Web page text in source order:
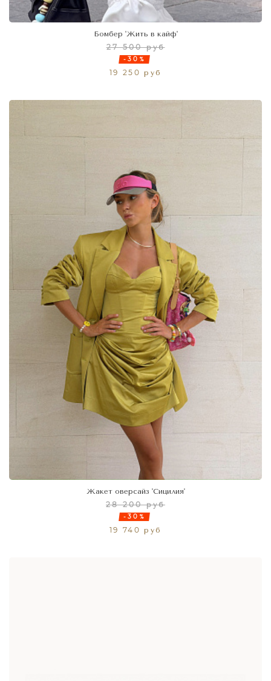
Бомбер 'Жить в кайф'
27 500 руб
-30%
19 250 руб
Жакет оверсайз 'Сицилия'
28 200 руб
-30%
19 740 руб